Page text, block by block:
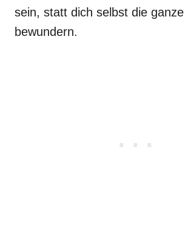
sein, statt dich selbst die
bewundern.